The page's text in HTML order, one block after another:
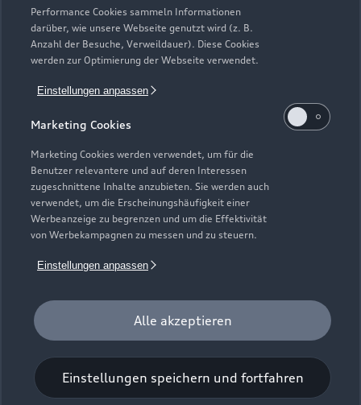
Performance Cookies sammeln Informationen
darüber, wie unsere Webseite genutzt wird (z. B.
Anzahl der Besuche, Verweildauer). Diese Cookies
werden zur Optimierung der Webseite verwendet.
Einstellungen anpassen
Marketing Cookies
Marketing Cookies werden verwendet, um für die
Benutzer relevantere und auf deren Interessen
zugeschnittene Inhalte anzubieten. Sie werden auch
verwendet, um die Erscheinungshäufigkeit einer
Werbeanzeige zu begrenzen und um die Effektivität
von Werbekampagnen zu messen und zu steuern.
Einstellungen anpassen
Alle akzeptieren
Einstellungen speichern und fortfahren
Elektromodelle
Plug-in-Hybride
Neuwagensuche
Gebrauchtwagensuche
Geschäftskunden
Service & Zubehör
Saisonale Angebote
Audi Services
Garantie
Audi digital services
myAudi
Support
Audi Code
Häufige Fragen (FAQ)
Audi Online Beratung
Online-Terminvereinbarung
Servicekontakt
Bordbuch & Bedienungsanleitungen
Verträge kündigen
Über Audi
Unternehmen
Karriere
Investor Relations
Audi erleben
© 2026 AUDI AG. Alle Rechte vorbehalten
Impressum Rechtliches
Cookie-Richtlinie
Digital Services Act
EU Data Act